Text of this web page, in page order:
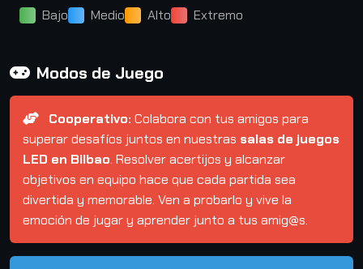
Bajo Medio Alto Extremo
Modos de Juego
Cooperativo: Colabora con tus amigos para
superar desafíos juntos en nuestras salas de juegos
LED en Bilbao. Resolver acertijos y alcanzar
objetivos en equipo hace que cada partida sea
divertida y memorable. Ven a probarlo y vive la
emoción de jugar y aprender junto a tus amig@s.